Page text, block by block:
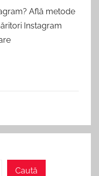
Află metode
Instagram
Caută